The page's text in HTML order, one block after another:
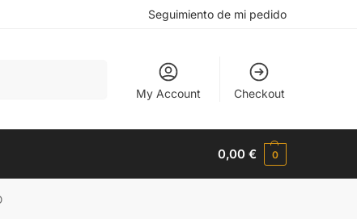
Seguimiento de mi pedido
My Account Checkout
0,00€ 0